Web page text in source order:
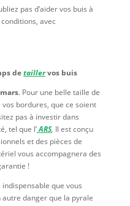
pas d’aider vos buis à
avec
detaillervos buis
. Pour une belle taille de
bordures, que ce soient
pas à investir dans
tel que l’ARS, Il est conçu
et des pièces de
vous accompagnera des
!
que vous
danger que la pyrale